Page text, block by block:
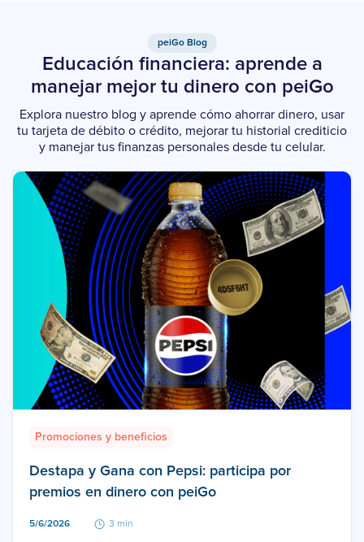
peiGo Blog
Educación financiera: aprende a
manejar mejor tu dinero con peiGo
Explora nuestro blog y aprende cómo ahorrar dinero, usar
tu tarjeta de débito o crédito, mejorar tu historial crediticio
y manejar tus finanzas personales desde tu celular.
Promociones y beneficios
Destapa y Gana con Pepsi: participa por
premios en dinero con peiGo
5/6/2026 3 min